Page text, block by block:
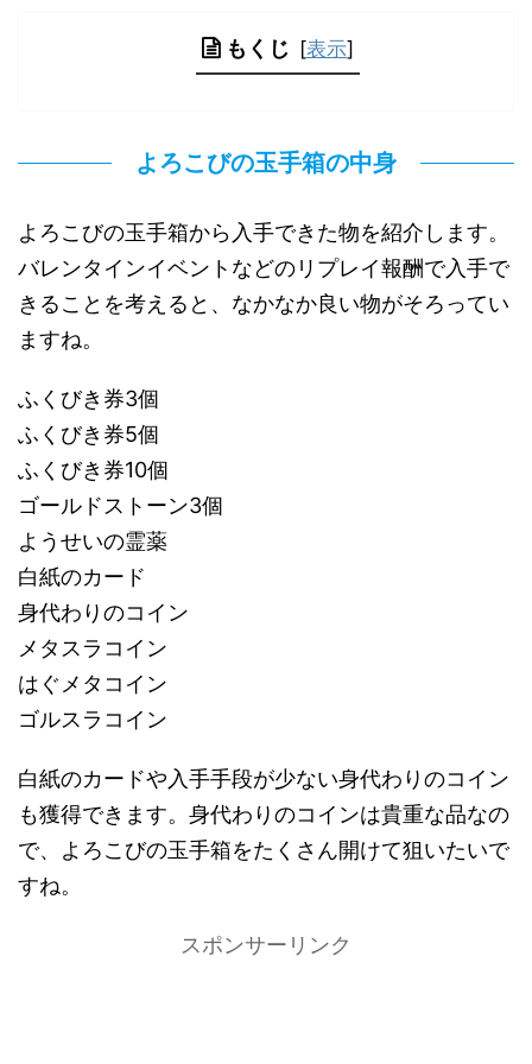
もくじ [表示]
よろこびの玉手箱の中身
よろこびの玉手箱から入手できた物を紹介します。
バレンタインイベントなどのリプレイ報酬で入手で
きることを考えると、なかなか良い物がそろってい
ますね。
ふくびき券3個
ふくびき券5個
ふくびき券10個
ゴールドストーン3個
ようせいの霊薬
白紙のカード
身代わりのコイン
メタスラコイン
はぐメタコイン
ゴルスラコイン
白紙のカードや入手手段が少ない身代わりのコイン
も獲得できます。身代わりのコインは貴重な品なの
で、よろこびの玉手箱をたくさん開けて狙いたいで
すね。
スポンサーリンク